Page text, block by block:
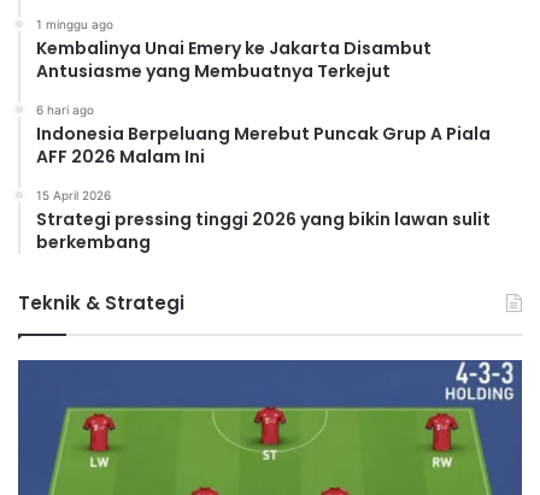
1 minggu ago
Kembalinya Unai Emery ke Jakarta Disambut
Antusiasme yang Membuatnya Terkejut
6 hari ago
Indonesia Berpeluang Merebut Puncak Grup A Piala
AFF 2026 Malam Ini
15 April 2026
Strategi pressing tinggi 2026 yang bikin lawan sulit
berkembang
Teknik & Strategi